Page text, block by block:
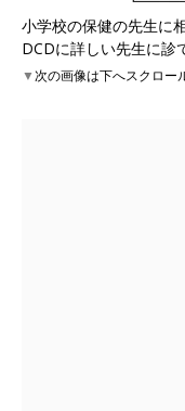
小学校の保健の先生に
DCDに詳しい先生に診
▼次の画像は下へスクロー